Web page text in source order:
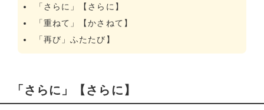
「さらに」【さらに】
「重ねて」【かさねて】
「再び」ふたたび】
「さらに」【さらに】